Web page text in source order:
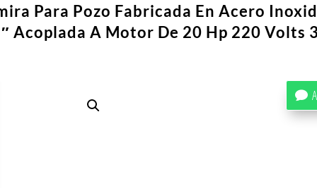
Para Pozo Fabricada En Acero
Acoplada A Motor De 20 Hp 220 Volts